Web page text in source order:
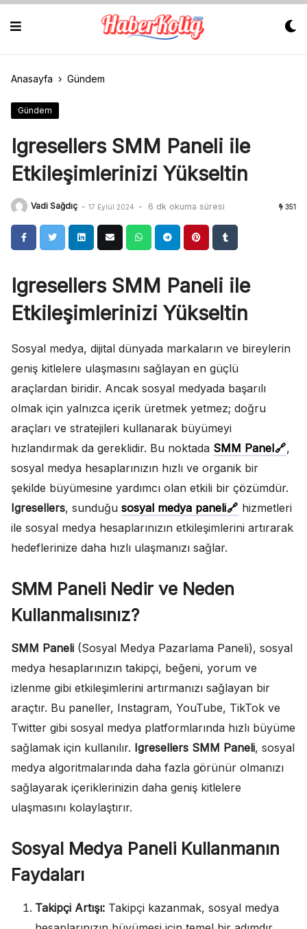
Skip
Anasayfa › Gündem
Gündem
Igresellers SMM Paneli ile
Etkileşimlerinizi Yükseltin
Vadi Sağdıç - 17 Eylül 2024 - 6 dk okuma süresi 351
Igresellers SMM Paneli ile
Etkileşimlerinizi Yükseltin
Sosyal medya, dijital dünyada markaların ve bireylerin
geniş kitlelere ulaşmasını sağlayan en güçlü
araçlardan biridir. Ancak sosyal medyada başarılı
olmak için yalnızca içerik üretmek yetmez; doğru
araçları ve stratejileri kullanarak büyümeyi
hızlandırmak da gereklidir. Bu noktada SMM Panel
,
sosyal medya hesaplarınızın hızlı ve organik bir
şekilde büyümesine yardımcı olan etkili bir çözümdür.
Igresellers, sunduğu sosyal medya paneli
hizmetleri
ile sosyal medya hesaplarınızın etkileşimlerini artırarak
hedeflerinize daha hızlı ulaşmanızı sağlar.
SMM Paneli Nedir ve Neden
Kullanmalısınız?
SMM Paneli (Sosyal Medya Pazarlama Paneli), sosyal
medya hesaplarınızın takipçi, beğeni, yorum ve
izlenme gibi etkileşimlerini artırmanızı sağlayan bir
araçtır. Bu paneller, Instagram, YouTube, TikTok ve
Twitter gibi sosyal medya platformlarında hızlı büyüme
sağlamak için kullanılır. Igresellers SMM Paneli, sosyal
medya algoritmalarında daha fazla görünür olmanızı
sağlayarak içeriklerinizin daha geniş kitlelere
ulaşmasını kolaylaştırır.
Sosyal Medya Paneli Kullanmanın
Faydaları
Takipçi Artışı: Takipçi kazanmak, sosyal medya